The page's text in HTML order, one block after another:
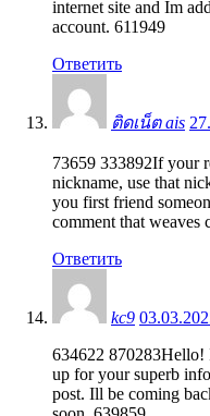
internet site and Im
account. 611949
Ответить
ติดเน็ต ais
73659 333892If your
nickname, use that
you first friend
comment that weaves
Ответить
kc9
634622 870283Hello!
up for your superb
post. Ill be coming